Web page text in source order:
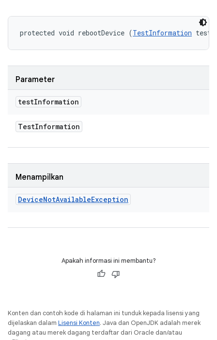
protected void rebootDevice (TestInformation
Parameter
testInformation
TestInformation
Menampilkan
DeviceNotAvailableException
Apakah informasi ini membantu?
Konten dan contoh kode di halaman ini tunduk kepada lisensi yang
dijelaskan dalam Lisensi Konten. Java dan OpenJDK adalah merek
dagang atau merek dagang terdaftar dari Oracle dan/atau